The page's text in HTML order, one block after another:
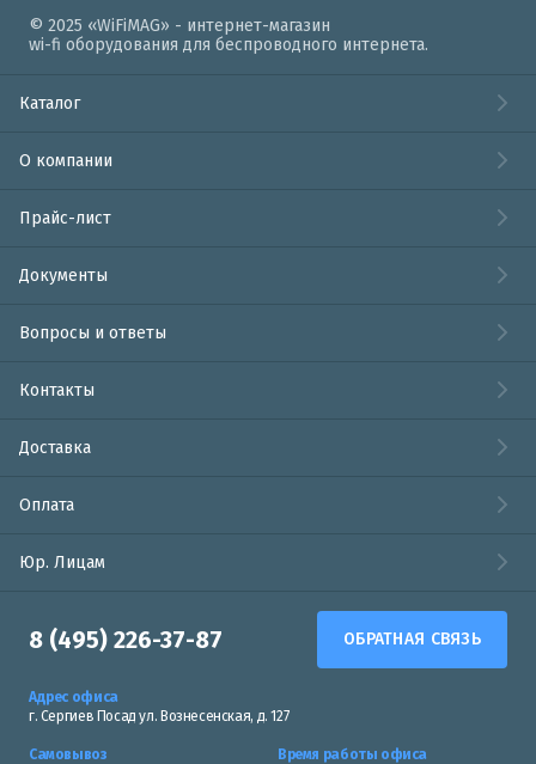
© 2025 «WiFiMAG» - интернет-магазин
wi-fi оборудования для беспроводного интернета.
Каталог
О компании
Прайс-лист
Документы
Вопросы и ответы
Контакты
Доставка
Оплата
Юр. Лицам
8 (495) 226-37-87 ОБРАТНАЯ СВЯЗЬ
Адрес офиса
г. Сергиев Посад ул. Вознесенская, д. 127
Самовывоз Время работы офиса